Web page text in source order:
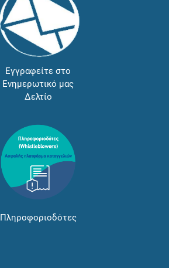
Εγγραφείτε στο
Ενημερωτικό μας
Δελτίο
Πληροφοριοδότες